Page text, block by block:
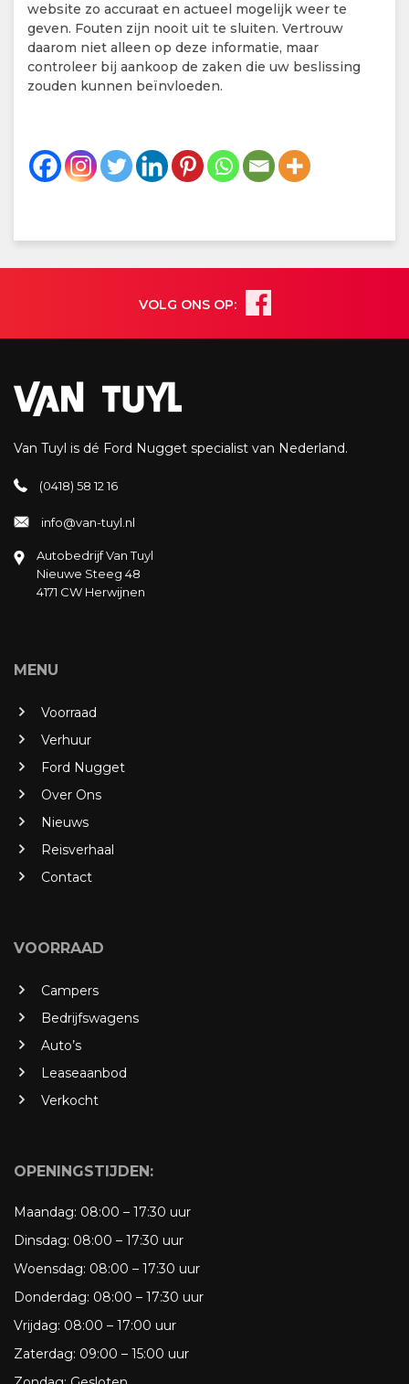
website zo accuraat en actueel mogelijk weer te
geven. Fouten zijn nooit uit te sluiten. Vertrouw
daarom niet alleen op deze informatie, maar
controleer bij aankoop de zaken die uw beslissing
zouden kunnen beïnvloeden.
VOLG ONS OP:
Van Tuyl is dé Ford Nugget specialist van Nederland.
(0418) 58 12 16
info@van-tuyl.nl
Autobedrijf Van Tuyl
Nieuwe Steeg 48
4171 CW Herwijnen
MENU
Voorraad
Verhuur
Ford Nugget
Over Ons
Nieuws
Reisverhaal
Contact
VOORRAAD
Campers
Bedrijfswagens
Auto’s
Leaseaanbod
Verkocht
OPENINGSTIJDEN:
Maandag: 08:00 – 17:30 uur
Dinsdag: 08:00 – 17:30 uur
Woensdag: 08:00 – 17:30 uur
Donderdag: 08:00 – 17:30 uur
Vrijdag: 08:00 – 17:00 uur
Zaterdag: 09:00 – 15:00 uur